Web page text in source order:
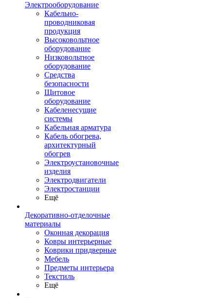
Электрооборудование
Кабельно-
проводниковая
продукция
Высоковольтное
оборудование
Низковольтное
оборудование
Средства
безопасности
Щитовое
оборудование
Кабеленесущие
системы
Кабельная арматура
Кабель обогрева,
архитектурный
обогрев
Электроустановочные
изделия
Электродвигатели
Электростанции
Ещё
Декоративно-отделочные
материалы
Оконная декорация
Ковры интерьерные
Коврики придверные
Мебель
Предметы интерьера
Текстиль
Ещё